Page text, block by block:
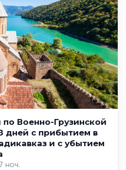
по Военно-Грузинской
дней с прибытием в
и с убытием
ноч.